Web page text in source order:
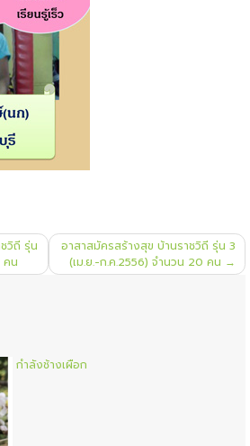
วิถี รุ่น
คน
อาสาสมัครสร้างสุข บ้านราชวิถี รุ่น 3
(เม.ย.-ก.ค.2556) จำนวน 20 คน
กำลังช้างเผือก